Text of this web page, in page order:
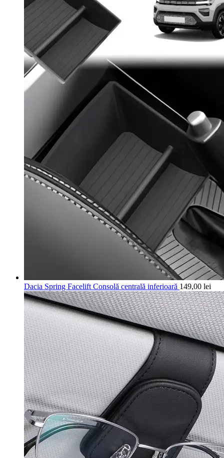
Dacia Spring Facelift Consolă centrală inferioară 149,00 lei